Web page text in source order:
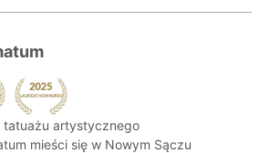
tatuażu artystycznego
mieści się w Nowym Sączu